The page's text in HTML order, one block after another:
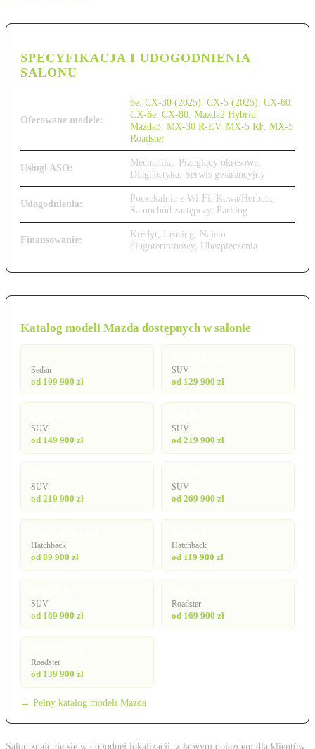
SPECYFIKACJA I UDOGODNIENIA
SALONU
Oferowane modele:
6e CX-30 (2025) CX-5 (2025) CX-60
CX-6e CX-80 Mazda2 Hybrid
Mazda3 MX-30 R-EV, MX-5 RF, MX-5
Roadster
Usługi ASO:
Mechanika, Przeglądy okresowe,
Diagnostyka, Serwis gwarancyjny
Udogodnienia:
Poczekalnia z Wi-Fi, Kawa/Herbata,
Samochód zastępczy, Parking
Finansowanie:
Kredyt, Leasing, Najem
długoterminowy, Ubezpieczenia
Katalog modeli Mazda dostępnych w salonie
Sedan
od 199 900 zł
SUV
od 129 900 zł
SUV
od 149 900 zł
SUV
od 219 900 zł
SUV
od 219 900 zł
SUV
od 269 900 zł
Hatchback
od 89 900 zł
Hatchback
od 119 900 zł
SUV
od 169 900 zł
Roadster
od 169 900 zł
Roadster
od 139 900 zł
→ Pełny katalog modeli Mazda
Salon znajduje się w dogodnej lokalizacji, z łatwym dojazdem dla klientów